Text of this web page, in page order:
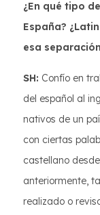
¿En qué tipo
España?
esa
SH: Confío en
del español al
nativos de un
con ciertas
castellano
anteriormente,
realizado o